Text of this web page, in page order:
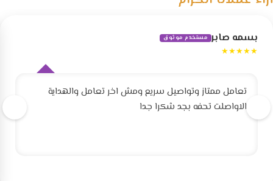
بسمه صابر مستخدم موثوق
★★★★★
تعامل ممتاز وتواصيل سريع ومش اخر تعامل والهداية
الاواصلت تحفه بجد شكرا جدا